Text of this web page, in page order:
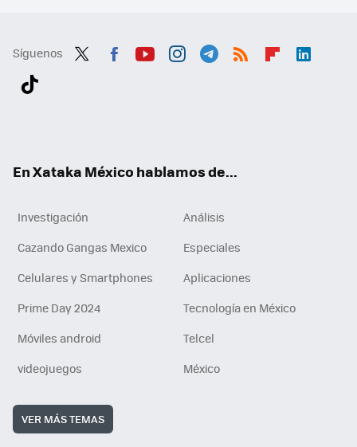
Síguenos
En Xataka México hablamos de...
Investigación
Análisis
Cazando Gangas Mexico
Especiales
Celulares y Smartphones
Aplicaciones
Prime Day 2024
Tecnología en México
Móviles android
Telcel
videojuegos
México
VER MÁS TEMAS